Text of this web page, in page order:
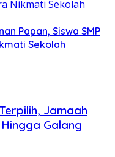
Papan, Siswa SMP
Sekolah
Jamaah
Galang